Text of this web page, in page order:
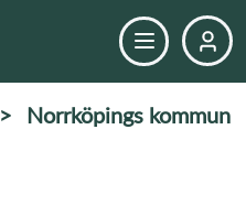
> Norrköpings kommun